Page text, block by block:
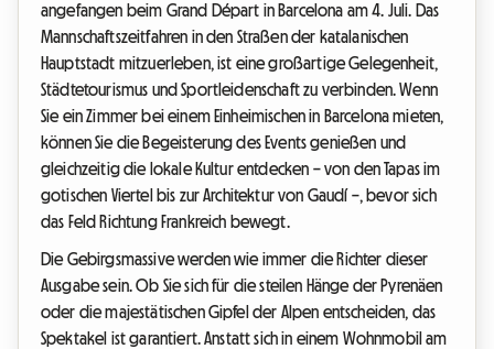
angefangen beim Grand Départ in Barcelona am 4. Juli. Das
Mannschaftszeitfahren in den Straßen der katalanischen
Hauptstadt mitzuerleben, ist eine großartige Gelegenheit,
Städtetourismus und Sportleidenschaft zu verbinden. Wenn
Sie ein Zimmer bei einem Einheimischen in Barcelona mieten,
können Sie die Begeisterung des Events genießen und
gleichzeitig die lokale Kultur entdecken – von den Tapas im
gotischen Viertel bis zur Architektur von Gaudí –, bevor sich
das Feld Richtung Frankreich bewegt.
Die Gebirgsmassive werden wie immer die Richter dieser
Ausgabe sein. Ob Sie sich für die steilen Hänge der Pyrenäen
oder die majestätischen Gipfel der Alpen entscheiden, das
Spektakel ist garantiert. Anstatt sich in einem Wohnmobil am